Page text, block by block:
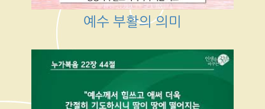
예수 부활의 의미